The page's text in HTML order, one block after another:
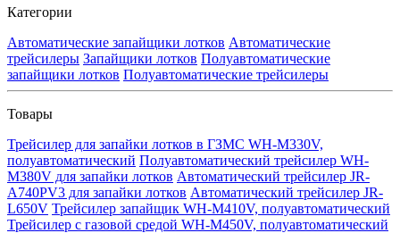
Категории
Автоматические запайщики лотков Автоматические
трейсилеры Запайщики лотков Полуавтоматические
запайщики лотков Полуавтоматические трейсилеры
Товары
Трейсилер для запайки лотков в ГЗМС WH-M330V,
полуавтоматический Полуавтоматический трейсилер WH-
M380V для запайки лотков Автоматический трейсилер JR-
A740PV3 для запайки лотков Автоматический трейсилер JR-
L650V Трейсилер запайщик WH-M410V, полуавтоматический
Трейсилер с газовой средой WH-M450V, полуавтоматический